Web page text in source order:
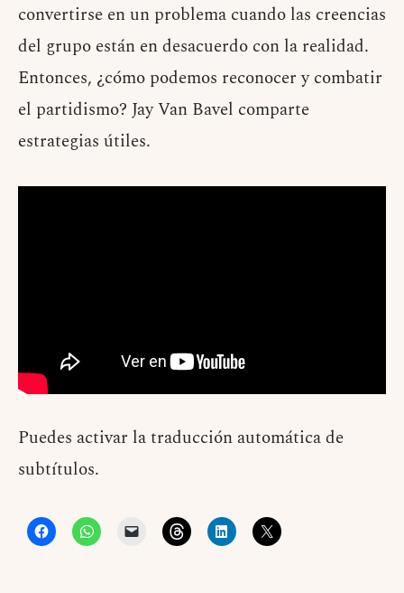
convertirse en un problema cuando las creencias
del grupo están en desacuerdo con la realidad.
Entonces, ¿cómo podemos reconocer y combatir
el partidismo? Jay Van Bavel comparte
estrategias útiles.
Puedes activar la traducción automática de
subtítulos.